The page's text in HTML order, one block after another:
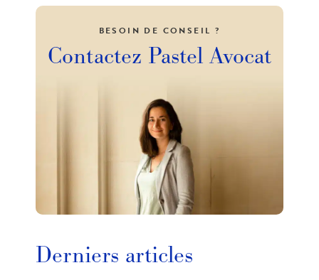
BESOIN DE CONSEIL ?
Contactez Pastel Avocat
Derniers articles